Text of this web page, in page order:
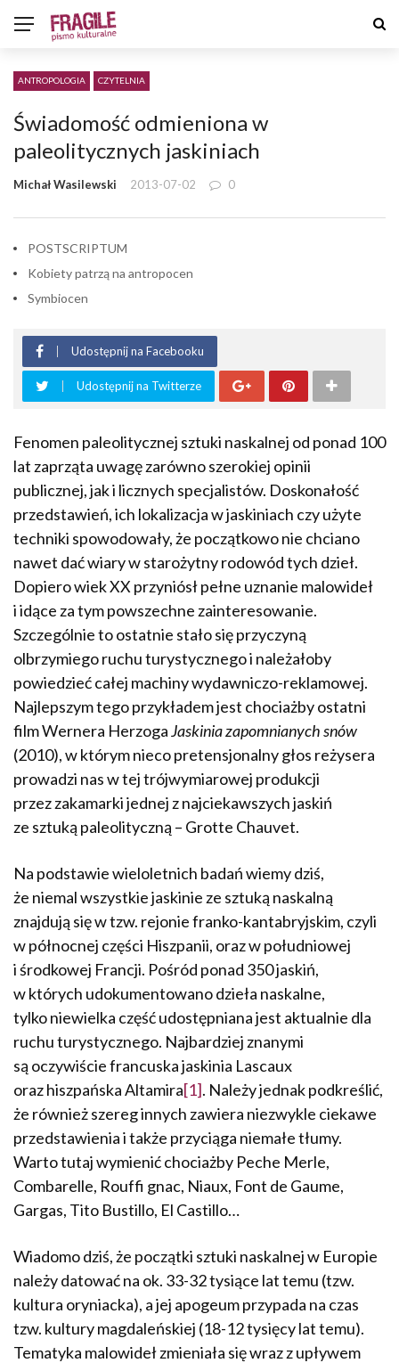
ANTROPOLOGIA CZYTELNIA
Świadomość odmieniona w
paleolitycznych jaskiniach
Michał Wasilewski 2013-07-02 0
POSTSCRIPTUM
Kobiety patrzą na antropocen
Symbiocen
Udostępnij na Facebooku
Udostępnij na Twitterze
Fenomen paleolitycznej sztuki naskalnej od ponad 100
lat zaprząta uwagę zarówno szerokiej opinii
publicznej, jak i licznych specjalistów. Doskonałość
przedstawień, ich lokalizacja w jaskiniach czy użyte
techniki spowodowały, że początkowo nie chciano
nawet dać wiary w starożytny rodowód tych dzieł.
Dopiero wiek XX przyniósł pełne uznanie malowideł
i idące za tym powszechne zainteresowanie.
Szczególnie to ostatnie stało się przyczyną
olbrzymiego ruchu turystycznego i należałoby
powiedzieć całej machiny wydawniczo-reklamowej.
Najlepszym tego przykładem jest chociażby ostatni
film Wernera HerzogaJaskinia zapomnianych snów
(2010), w którym nieco pretensjonalny głos reżysera
prowadzi nas w tej trójwymiarowej produkcji
przez zakamarki jednej z najciekawszych jaskiń
ze sztuką paleolityczną – Grotte Chauvet.
Na podstawie wieloletnich badań wiemy dziś,
że niemal wszystkie jaskinie ze sztuką naskalną
znajdują się w tzw. rejonie franko-kantabryjskim, czyli
w północnej części Hiszpanii, oraz w południowej
i środkowej Francji. Pośród ponad 350 jaskiń,
w których udokumentowano dzieła naskalne,
tylko niewielka część udostępniana jest aktualnie dla
ruchu turystycznego. Najbardziej znanymi
są oczywiście francuska jaskinia Lascaux
oraz hiszpańska Altamira[1]. Należy jednak podkreślić,
że również szereg innych zawiera niezwykle ciekawe
przedstawienia i także przyciąga niemałe tłumy.
Warto tutaj wymienić chociażby Peche Merle,
Combarelle, Rouffi gnac, Niaux, Font de Gaume,
Gargas, Tito Bustillo, El Castillo…
Wiadomo dziś, że początki sztuki naskalnej w Europie
należy datować na ok. 33-32 tysiące lat temu (tzw.
kultura oryniacka), a jej apogeum przypada na czas
tzw. kultury magdaleńskiej (18-12 tysięcy lat temu).
Tematyka malowideł zmieniała się wraz z upływem